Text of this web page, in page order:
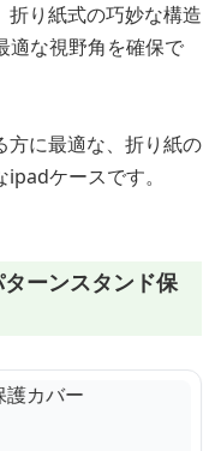
り紙式の巧妙な構造
適な視野角を確保で
方に最適な、折り紙の
ケースです。
ーンスタンド保